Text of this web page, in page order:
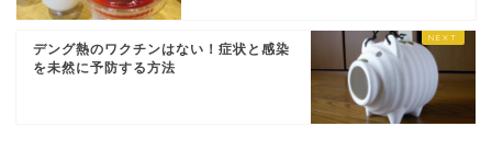
デング熱のワクチンはない！症状と感染
を未然に予防する方法